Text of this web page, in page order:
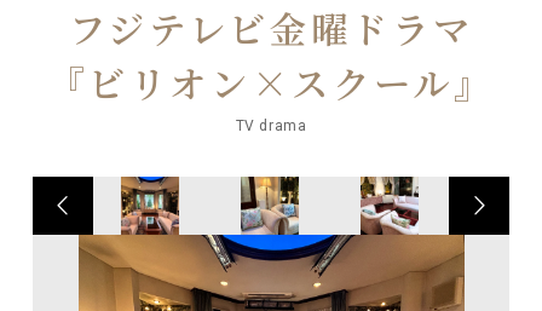
フジテレビ金曜ドラマ
『ビリオン×スクール』
TV drama